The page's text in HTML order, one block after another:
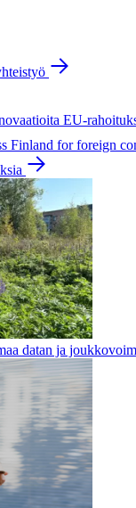
EU-
Finland for foreign
datan ja